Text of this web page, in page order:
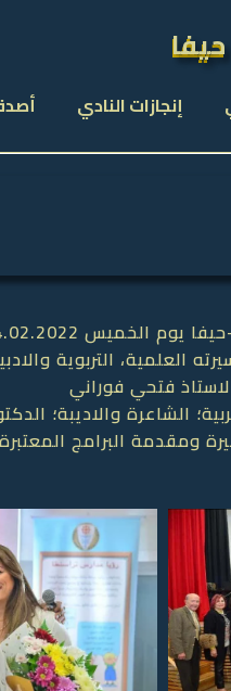
إنجازات النادي
العربية وتكريم المبدعين بها:
العلمية، التربوية
فتحي فوراني
الشاعرة والاديبة؛
ومقدمة البرامج